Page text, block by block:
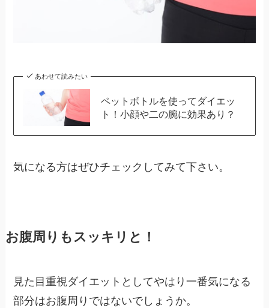
あわせて読みたい
ペットボトルを使ってダイエッ
ト！小顔や二の腕に効果あり？
気になる方はぜひチェックしてみて下さい。
お腹周りもスッキリと！
見た目重視ダイエットとしてやはり一番気になる
部分はお腹周りではないでしょうか。